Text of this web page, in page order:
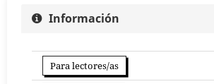
Información
Para lectores/as